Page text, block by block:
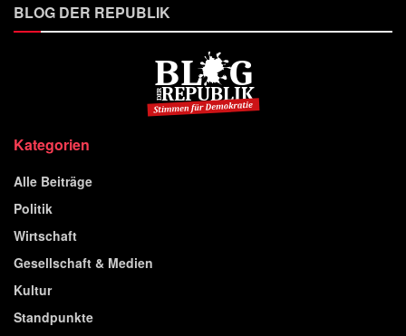
BLOG DER REPUBLIK
Kategorien
Alle Beiträge
Politik
Wirtschaft
Gesellschaft & Medien
Kultur
Standpunkte